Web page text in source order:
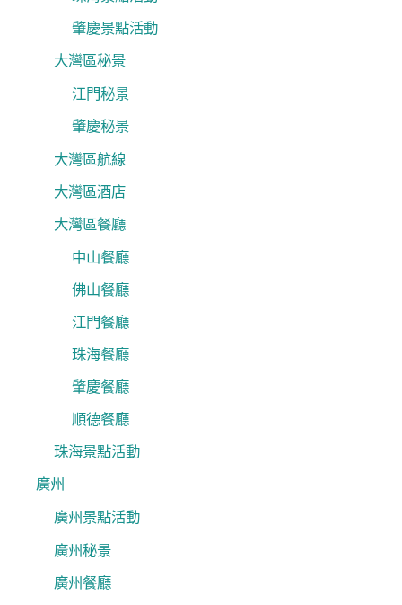
肇慶景點活動
大灣區秘景
江門秘景
肇慶秘景
大灣區航線
大灣區酒店
大灣區餐廳
中山餐廳
佛山餐廳
江門餐廳
珠海餐廳
肇慶餐廳
順德餐廳
珠海景點活動
廣州
廣州景點活動
廣州秘景
廣州餐廳